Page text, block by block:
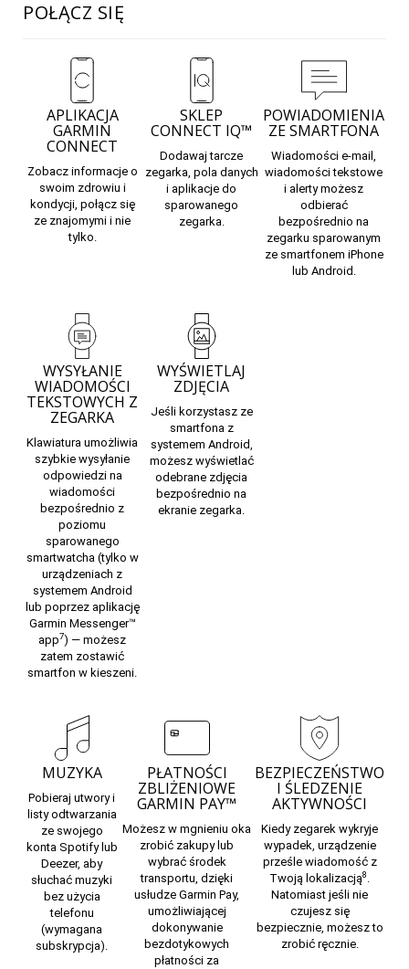
POŁĄCZ SIĘ
APLIKACJA
GARMIN
CONNECT
Zobacz informacje o
swoim zdrowiu i
kondycji, połącz się
ze znajomymi i nie
tylko.
SKLEP
CONNECT IQ™
Dodawaj tarcze
zegarka, pola danych
i aplikacje do
sparowanego
zegarka.
POWIADOMIENIA
ZE SMARTFONA
Wiadomości e-mail,
wiadomości tekstowe
i alerty możesz
odbierać
bezpośrednio na
zegarku sparowanym
ze smartfonem iPhone
lub Android.
WYSYŁANIE
WIADOMOŚCI
TEKSTOWYCH Z
ZEGARKA
Klawiatura umożliwia
szybkie wysyłanie
odpowiedzi na
wiadomości
bezpośrednio z
poziomu
sparowanego
smartwatcha (tylko w
urządzeniach z
systemem Android
lub poprzez aplikację
Garmin Messenger™
app7) — możesz
zatem zostawić
smartfon w kieszeni.
WYŚWIETLAJ
ZDJĘCIA
Jeśli korzystasz ze
smartfona z
systemem Android,
możesz wyświetlać
odebrane zdjęcia
bezpośrednio na
ekranie zegarka.
MUZYKA
Pobieraj utwory i
listy odtwarzania
ze swojego
konta Spotify lub
Deezer, aby
słuchać muzyki
bez użycia
telefonu
(wymagana
subskrypcja).
PŁATNOŚCI
ZBLIŻENIOWE
GARMIN PAY™
Możesz w mgnieniu oka
zrobić zakupy lub
wybrać środek
transportu, dzięki
usłudze Garmin Pay,
umożliwiającej
dokonywanie
bezdotykowych
płatności za
BEZPIECZEŃSTWO
I ŚLEDZENIE
AKTYWNOŚCI
Kiedy zegarek wykryje
wypadek, urządzenie
prześle wiadomość z
Twoją lokalizacją8.
Natomiast jeśli nie
czujesz się
bezpiecznie, możesz to
zrobić ręcznie.